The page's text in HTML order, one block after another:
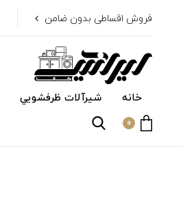
فروش اقساطی بدون ضامن
خانه شیرآلات ظرفشويي
0